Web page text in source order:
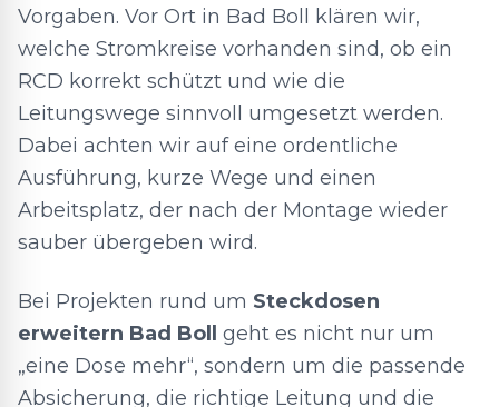
Vorgaben. Vor Ort in Bad Boll klären wir,
welche Stromkreise vorhanden sind, ob ein
RCD korrekt schützt und wie die
Leitungswege sinnvoll umgesetzt werden.
Dabei achten wir auf eine ordentliche
Ausführung, kurze Wege und einen
Arbeitsplatz, der nach der Montage wieder
sauber übergeben wird.
Bei Projekten rund um Steckdosen
erweitern Bad Boll
geht es nicht nur um
„eine Dose mehr“, sondern um die passende
Absicherung, die richtige Leitung und die